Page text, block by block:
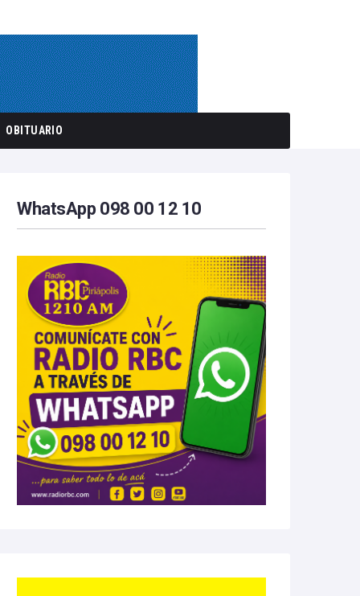
OBITUARIO
WhatsApp 098 00 12 10